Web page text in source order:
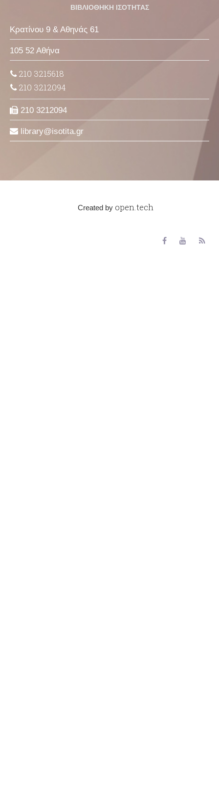
ΒΙΒΛΙΟΘΗΚΗ ΙΣΟΤΗΤΑΣ
Κρατίνου 9 & Αθηνάς 61
105 52 Αθήνα
210 3215618
210 3212094
210 3212094
library isotita gr
Created by open.tech